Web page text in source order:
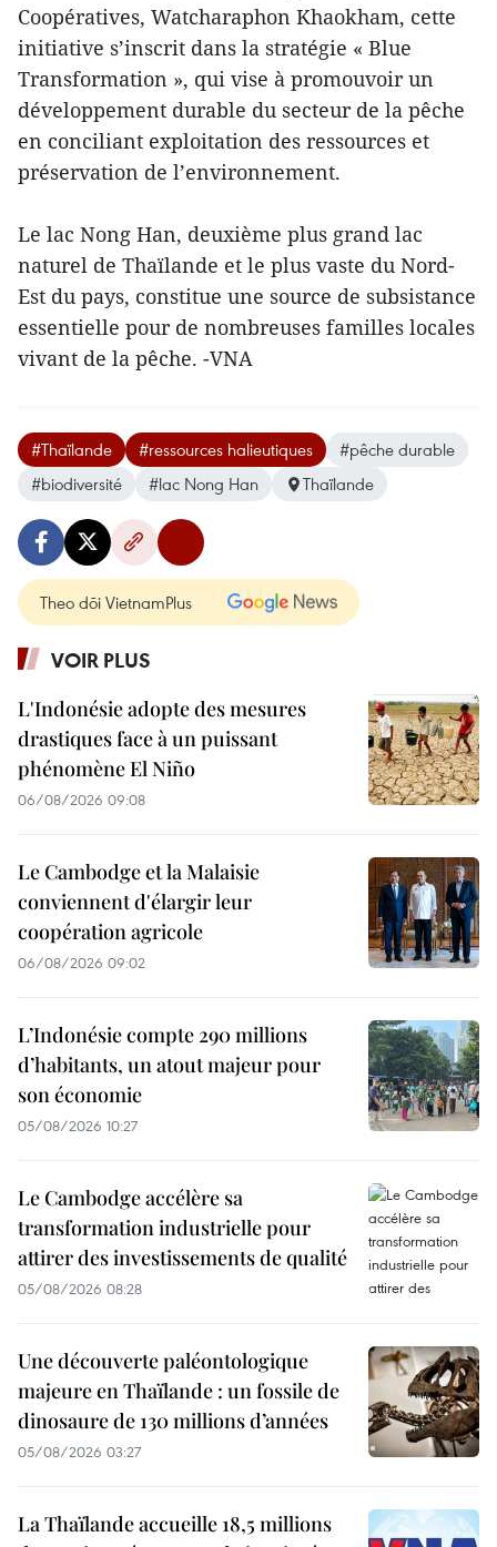
Coopératives, Watcharaphon Khaokham, cette
initiative s’inscrit dans la stratégie « Blue
Transformation », qui vise à promouvoir un
développement durable du secteur de la pêche
en conciliant exploitation des ressources et
préservation de l’environnement.
Le lac Nong Han, deuxième plus grand lac
naturel de Thaïlande et le plus vaste du Nord-
Est du pays, constitue une source de subsistance
essentielle pour de nombreuses familles locales
vivant de la pêche. -VNA
#Thaïlande #ressources halieutiques
#pêche durable
#biodiversité
#lac Nong Han Thaïlande
Theo dõi VietnamPlus
VOIR PLUS
L'Indonésie adopte des mesures
drastiques face à un puissant
phénomène El Niño
06/08/2026 09:08
Le Cambodge et la Malaisie
conviennent d'élargir leur
coopération agricole
06/08/2026 09:02
L’Indonésie compte 290 millions
d’habitants, un atout majeur pour
son économie
05/08/2026 10:27
Le Cambodge accélère sa
transformation industrielle pour
attirer des investissements de qualité
05/08/2026 08:28
Une découverte paléontologique
majeure en Thaïlande : un fossile de
dinosaure de 130 millions d’années
05/08/2026 03:27
La Thaïlande accueille 18,5 millions